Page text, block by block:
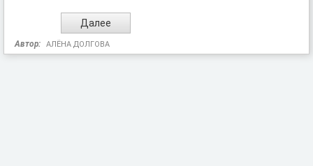
Автор: АЛЁНА ДОЛГОВА